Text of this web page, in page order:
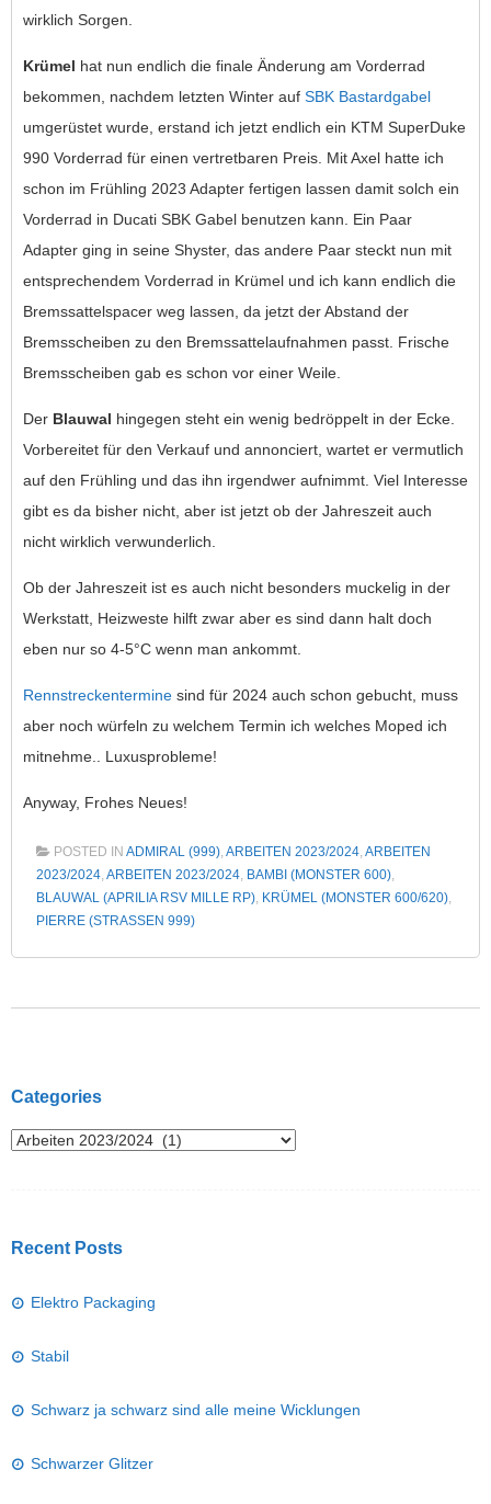
wirklich Sorgen.
Krümel hat nun endlich die finale Änderung am Vorderrad
bekommen, nachdem letzten Winter auf SBK Bastardgabel
umgerüstet wurde, erstand ich jetzt endlich ein KTM SuperDuke
990 Vorderrad für einen vertretbaren Preis. Mit Axel hatte ich
schon im Frühling 2023 Adapter fertigen lassen damit solch ein
Vorderrad in Ducati SBK Gabel benutzen kann. Ein Paar
Adapter ging in seine Shyster, das andere Paar steckt nun mit
entsprechendem Vorderrad in Krümel und ich kann endlich die
Bremssattelspacer weg lassen, da jetzt der Abstand der
Bremsscheiben zu den Bremssattelaufnahmen passt. Frische
Bremsscheiben gab es schon vor einer Weile.
Der Blauwal hingegen steht ein wenig bedröppelt in der Ecke.
Vorbereitet für den Verkauf und annonciert, wartet er vermutlich
auf den Frühling und das ihn irgendwer aufnimmt. Viel Interesse
gibt es da bisher nicht, aber ist jetzt ob der Jahreszeit auch
nicht wirklich verwunderlich.
Ob der Jahreszeit ist es auch nicht besonders muckelig in der
Werkstatt, Heizweste hilft zwar aber es sind dann halt doch
eben nur so 4-5°C wenn man ankommt.
Rennstreckentermine sind für 2024 auch schon gebucht, muss
aber noch würfeln zu welchem Termin ich welches Moped ich
mitnehme.. Luxusprobleme!
Anyway, Frohes Neues!
POSTED IN ADMIRAL (999), ARBEITEN 2023/2024, ARBEITEN
2023/2024, ARBEITEN 2023/2024, BAMBI (MONSTER 600),
BLAUWAL (APRILIA RSV MILLE RP), KRÜMEL (MONSTER 600/620),
PIERRE (STRASSEN 999)
Categories
Recent Posts
Elektro Packaging
Stabil
Schwarz ja schwarz sind alle meine Wicklungen
Schwarzer Glitzer